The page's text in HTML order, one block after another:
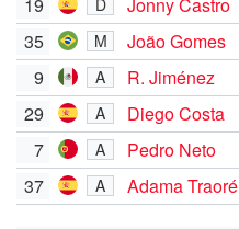
D
35 M João Gomes
9 A
R. Jiménez
29
A Diego Costa
7 A
Pedro Neto
37
A Adama Traoré